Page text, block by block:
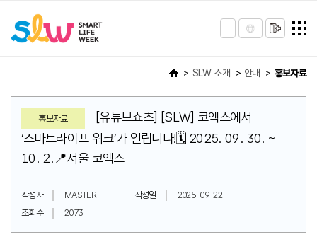
SLW 소개 안내 홍보자료
홍보자료
[유튜브쇼츠] [SLW] 코엑스에서
‘스마트라이프 위크’가 열립니다!🗓️ 2025. 09. 30. ~
10. 2.📍서울 코엑스
작성자 MASTER 작성일
2025-09-22
조회수
2073